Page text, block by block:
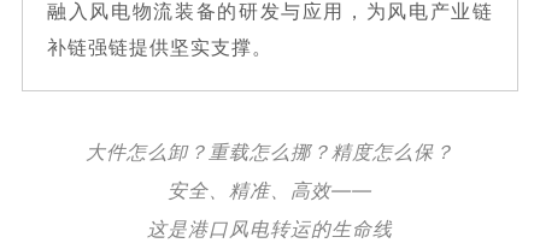
融入风电物流装备的研发与应用，为风电产业链
补链强链提供坚实支撑。
大件怎么卸？重载怎么挪？精度怎么保？
安全、精准、高效——
这是港口风电转运的生命线